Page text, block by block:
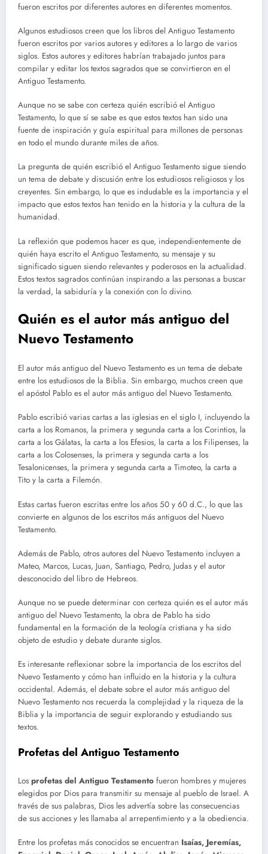
fueron escritos por diferentes autores en diferentes momentos.
Algunos estudiosos creen que los libros del Antiguo Testamento
fueron escritos por varios autores y editores a lo largo de varios
siglos. Estos autores y editores habrían trabajado juntos para
compilar y editar los textos sagrados que se convirtieron en el
Antiguo Testamento.
Aunque no se sabe con certeza quién escribió el Antiguo
Testamento, lo que sí se sabe es que estos textos han sido una
fuente de inspiración y guía espiritual para millones de personas
en todo el mundo durante miles de años.
La pregunta de quién escribió el Antiguo Testamento sigue siendo
un tema de debate y discusión entre los estudiosos religiosos y los
creyentes. Sin embargo, lo que es indudable es la importancia y el
impacto que estos textos han tenido en la historia y la cultura de la
humanidad.
La reflexión que podemos hacer es que, independientemente de
quién haya escrito el Antiguo Testamento, su mensaje y su
significado siguen siendo relevantes y poderosos en la actualidad.
Estos textos sagrados continúan inspirando a las personas a buscar
la verdad, la sabiduría y la conexión con lo divino.
Quién es el autor más antiguo del
Nuevo Testamento
El autor más antiguo del Nuevo Testamento es un tema de debate
entre los estudiosos de la Biblia. Sin embargo, muchos creen que
el apóstol Pablo es el autor más antiguo del Nuevo Testamento.
Pablo escribió varias cartas a las iglesias en el siglo I, incluyendo la
carta a los Romanos, la primera y segunda carta a los Corintios, la
carta a los Gálatas, la carta a los Efesios, la carta a los Filipenses, la
carta a los Colosenses, la primera y segunda carta a los
Tesalonicenses, la primera y segunda carta a Timoteo, la carta a
Tito y la carta a Filemón.
Estas cartas fueron escritas entre los años 50 y 60 d.C., lo que las
convierte en algunos de los escritos más antiguos del Nuevo
Testamento.
Además de Pablo, otros autores del Nuevo Testamento incluyen a
Mateo, Marcos, Lucas, Juan, Santiago, Pedro, Judas y el autor
desconocido del libro de Hebreos.
Aunque no se puede determinar con certeza quién es el autor más
antiguo del Nuevo Testamento, la obra de Pablo ha sido
fundamental en la formación de la teología cristiana y ha sido
objeto de estudio y debate durante siglos.
Es interesante reflexionar sobre la importancia de los escritos del
Nuevo Testamento y cómo han influido en la historia y la cultura
occidental. Además, el debate sobre el autor más antiguo del
Nuevo Testamento nos recuerda la complejidad y la riqueza de la
Biblia y la importancia de seguir explorando y estudiando sus
textos.
Profetas del Antiguo Testamento
Los profetas del Antiguo Testamento fueron hombres y mujeres
elegidos por Dios para transmitir su mensaje al pueblo de Israel. A
través de sus palabras, Dios les advertía sobre las consecuencias
de sus acciones y les llamaba al arrepentimiento y a la obediencia.
Entre los profetas más conocidos se encuentran Isaías, Jeremías,